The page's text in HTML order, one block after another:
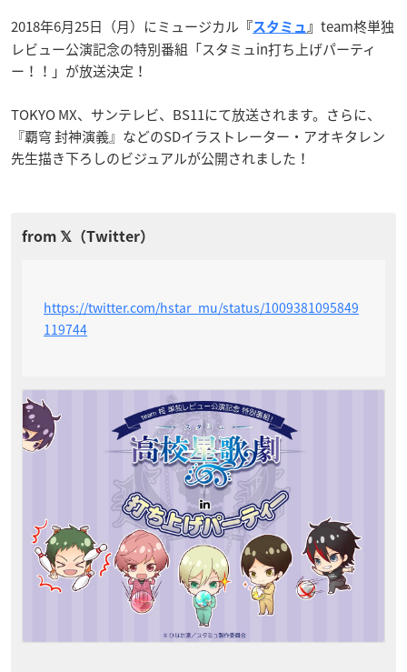
2018年6月25日（月）にミュージカル 『スタミュ 』 team柊単独
レビュー公演記念の特別番組「スタミュin打ち上げパーティ
ー！！」が放送決定！
TOKYO MX、サンテレビ、BS11にて放送されます。さらに、
『覇穹 封神演義』などのSDイラストレーター・アオキタレン
先生描き下ろしのビジュアルが公開されました！
https://twitter.com/hstar_mu/status/1009381095849
119744